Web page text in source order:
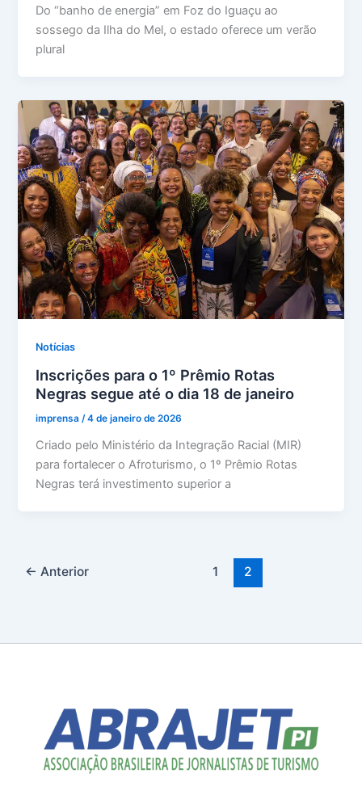
Do “banho de energia” em Foz do Iguaçu ao
sossego da Ilha do Mel, o estado oferece um verão
plural
Notícias
Inscrições para o 1º Prêmio Rotas
Negras segue até o dia 18 de janeiro
imprensa/4 de janeiro de 2026
Criado pelo Ministério da Integração Racial (MIR)
para fortalecer o Afroturismo, o 1º Prêmio Rotas
Negras terá investimento superior a
← Anterior 1 2